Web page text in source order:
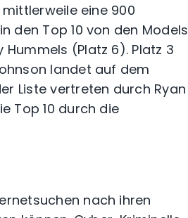
mittlerweile eine 900
den Top 10 von den Models
(Platz 6). Platz 3
landet auf dem
Liste vertreten durch Ryan
Top 10 durch die
nach ihren